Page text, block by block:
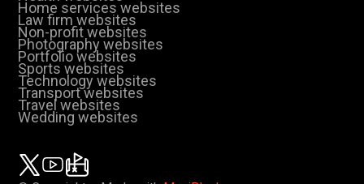
Home services websites
Law firm websites
Non-profit websites
Photography websites
Portfolio websites
Sports websites
Technology websites
Transport websites
Travel websites
Wedding websites